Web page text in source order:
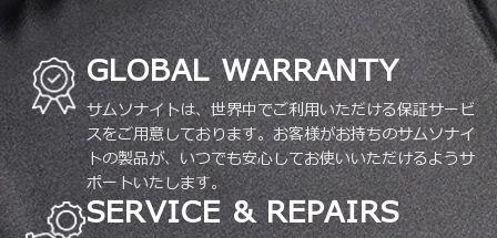
GLOBAL WARRANTY
サムソナイトは、世界中でご利用いただける保証サービ
スをご用意しております。お客様がお持ちのサムソナイ
トの製品が、いつでも安心してお使いいただけるようサ
ポートいたします。
SERVICE & REPAIRS